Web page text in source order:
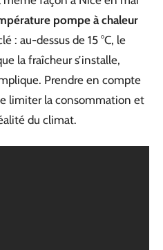
pompe à chaleur
: au-dessus de 15 °C, le
la fraîcheur s’installe,
Prendre en compte
limiter la consommation et
du climat.